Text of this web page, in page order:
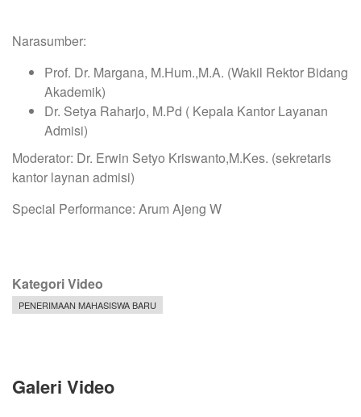
Narasumber:
Prof. Dr. Margana, M.Hum.,M.A. (Wakil Rektor Bidang
Akademik)
Dr. Setya Raharjo, M.Pd ( Kepala Kantor Layanan
Admisi)
Moderator: Dr. Erwin Setyo Kriswanto,M.Kes. (sekretaris
kantor laynan admisi)
Special Performance: Arum Ajeng W
Kategori Video
PENERIMAAN MAHASISWA BARU
Galeri Video